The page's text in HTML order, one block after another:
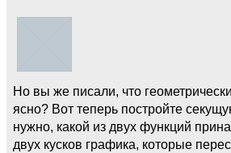
Но вы же писали, что
ясно? Вот теперь постройте
нужно, какой из двух функций
двух кусков графика, которые